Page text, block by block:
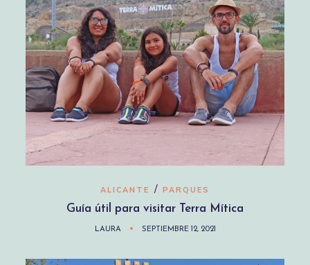
ALICANTE / PARQUES
Guía útil para visitar Terra Mítica
LAURA SEPTIEMBRE 12, 2021